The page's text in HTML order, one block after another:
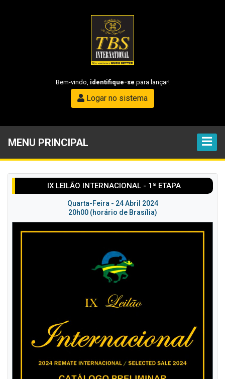
Bem-vindo, identifique-se para lançar!
Logar no sistema
MENU PRINCIPAL
IX LEILÃO INTERNACIONAL - 1ª ETAPA
Quarta-Feira - 24 Abril 2024
20h00 (horário de Brasília)